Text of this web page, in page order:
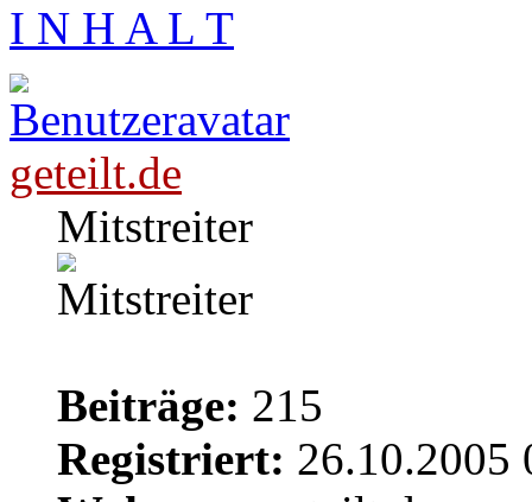
I N H A L T
geteilt.de
Mitstreiter
Beiträge: 215
Registriert: 26.10.2005